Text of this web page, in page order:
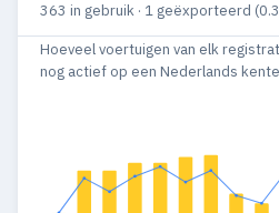
363 in gebruik · 1 geëxporteerd
Hoeveel voertuigen van elk
nog actief op een Nederlands